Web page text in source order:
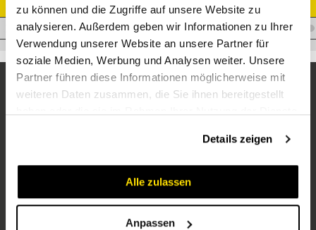
zu können und die Zugriffe auf unsere Website zu
analysieren. Außerdem geben wir Informationen zu Ihrer
Verwendung unserer Website an unsere Partner für
soziale Medien, Werbung und Analysen weiter. Unsere
Partner führen diese Informationen möglicherweise mit
weiteren Daten zusammen, die Sie ihnen bereitgestellt
Details zeigen
Alle zulassen
Anpassen
Artikel Nr.
V.WFS65/30S